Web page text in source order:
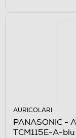
AURICOLARI
PANASONIC -
TCM115E-A-blu